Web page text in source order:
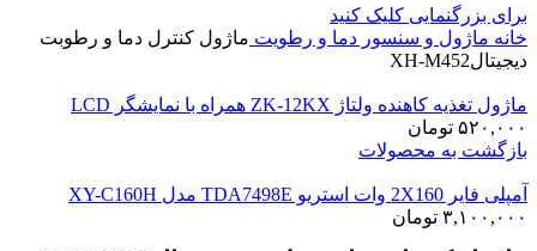
برای بزرگنمایی کلیک کنید
خانه ماژول و سنسور دما و رطویت ماژول کنترل دما و رطوبت
دیجیتالXH-M452
ماژول تغذیه کاهنده ولتاژ ZK-12KX همراه با نمایشگر LCD
۵۲۰,۰۰۰ تومان
بازگشت به محصولات
آمپلی فایر 2X160 وات استریو TDA7498E مدل XY-C160H
۳,۱۰۰,۰۰۰ تومان